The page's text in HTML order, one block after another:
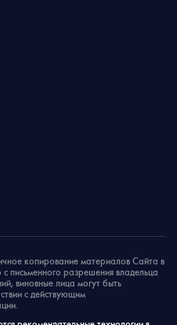
копирование материалов Сайта в
письменного разрешения владельца
виновные лица могут быть
с действующим